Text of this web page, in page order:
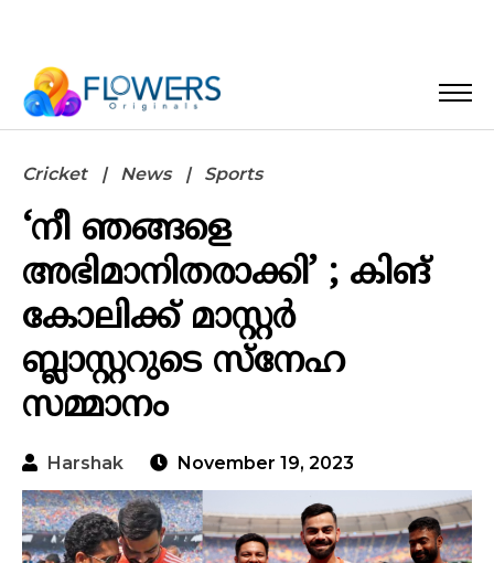
Cricket News Sports
‘നീ ഞങ്ങളെ
അഭിമാനിതരാക്കി’ ; കിങ്
കോലിക്ക് മാസ്റ്റര്‍
ബ്ലാസ്റ്ററുടെ സ്‌നേഹ
സമ്മാനം
Harshak November 19, 2023